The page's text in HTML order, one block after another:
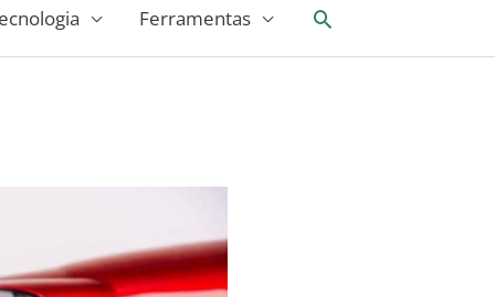
Ferramentas Pesquisar